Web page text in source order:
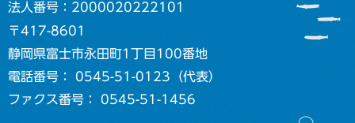
法人番号：2000020222101
〒417-8601
静岡県富士市永田町1丁目100番地
電話番号： 0545-51-0123（代表）
ファクス番号： 0545-51-1456